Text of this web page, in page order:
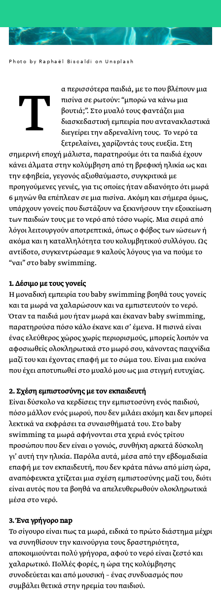
Photo by Raphaël Biscaldi on Unsplash
Τ
α περισσότερα παιδιά, με το που βλέπουν μια
πισίνα σε ρωτούν: “μπορώ να κάνω μια
βουτιά;”. Στο μυαλό τους φαντάζει μια
διασκεδαστική εμπειρία που αντανακλαστικά
διεγείρει την αδρεναλίνη τους. Το νερό τα
ξετρελαίνει, χαρίζοντάς τους ευεξία. Στη
σημερινή εποχή μάλιστα, παρατηρούμε ότι τα παιδιά έχουν
κάνει άλματα στην κολύμβηση από τη βρεφική ηλικία ως και
την εφηβεία, γεγονός αξιοθαύμαστο, συγκριτικά με
προηγούμενες γενιές, για τις οποίες ήταν αδιανόητο ότι μωρά
6 μηνών θα επέπλεαν σε μια πισίνα. Ακόμη και σήμερα όμως,
υπάρχουν γονείς που διστάζουν να ξεκινήσουν την εξοικείωση
των παιδιών τους με το νερό από τόσο νωρίς. Μια σειρά από
λόγοι λειτουργούν αποτρεπτικά, όπως ο φόβος των ιώσεων ή
ακόμα και η καταλληλότητα του κολυμβητικού συλλόγου. Ως
αντίδοτο, συγκεντρώσαμε 9 καλούς λόγους για να πούμε το
“ναι” στο baby swimming.
1. Δέσιμο με τους γονείς
Η μοναδική εμπειρία του baby swimming βοηθά τους γονείς
και τα μωρά να χαλαρώσουν και να εμπιστευτούν το νερό.
Όταν τα παιδιά μου ήταν μωρά και έκαναν baby swimming,
παρατηρούσα πόσο κάλο έκανε και σ’ έμενα. Η πισινά είναι
ένας ελεύθερος χώρος χωρίς περιορισμούς, μπορείς λοιπόν να
αφοσιωθείς ολοκληρωτικά στο μωρό σου, κάνοντας παιχνίδια
μαζί του και έχοντας επαφή με το σώμα του. Είναι μια εικόνα
που έχει αποτυπωθεί στο μυαλό μου ως μια στιγμή ευτυχίας.
2. Σχέση εμπιστοσύνης με τον εκπαιδευτή
Είναι δύσκολο να κερδίσεις την εμπιστοσύνη ενός παιδιού,
πόσο μάλλον ενός μωρού, που δεν μιλάει ακόμη και δεν μπορεί
λεκτικά να εκφράσει τα συναισθήματά του. Στο baby
swimming τα μωρά αφήνονται στα χεριά ενός τρίτου
προσώπου που δεν είναι ο γονιός, συνθήκη αρκετά δύσκολη
γι’ αυτή την ηλικία. Παρόλα αυτά, μέσα από την εβδομαδιαία
επαφή με τον εκπαιδευτή, που δεν κράτα πάνω από μίση ώρα,
αναπόφευκτα χτίζεται μια σχέση εμπιστοσύνης μαζί του, διότι
είναι αυτός που τα βοηθά να απελευθερωθούν ολοκληρωτικά
μέσα στο νερό.
3. Ένα γρήγορο nap
Το σίγουρο είναι πως τα μωρά, ειδικά το πρώτο διάστημα μέχρι
να συνηθίσουν την καινούργια τους δραστηριότητα,
αποκοιμιούνται πολύ γρήγορα, αφού το νερό είναι ζεστό και
χαλαρωτικό. Πολλές φορές, η ώρα της κολύμβησης
συνοδεύεται και από μουσική – ένας συνδυασμός που
συμβάλει θετικά στην ηρεμία του παιδιού.